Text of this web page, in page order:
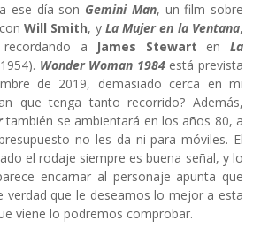
ese día son Gemini Man, un film sobre
Will Smith, y La Mujer en la Ventana,
recordando a James Stewart en La
Wonder Woman 1984 está prevista
de 2019, demasiado cerca en mi
que tenga tanto recorrido? Además,
también se ambientará en los años 80, a
no les da ni para móviles. El
el rodaje siempre es buena señal, y lo
encarnar al personaje apunta que
verdad que le deseamos lo mejor a esta
viene lo podremos comprobar.